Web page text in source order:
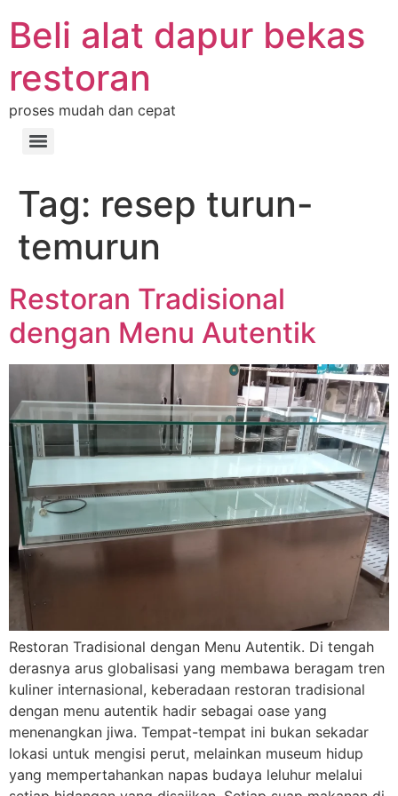
Beli alat dapur bekas
restoran
proses mudah dan cepat
Tag: resep turun-
temurun
Restoran Tradisional
dengan Menu Autentik
Restoran Tradisional dengan Menu Autentik. Di tengah
derasnya arus globalisasi yang membawa beragam tren
kuliner internasional, keberadaan restoran tradisional
dengan menu autentik hadir sebagai oase yang
menenangkan jiwa. Tempat-tempat ini bukan sekadar
lokasi untuk mengisi perut, melainkan museum hidup
yang mempertahankan napas budaya leluhur melalui